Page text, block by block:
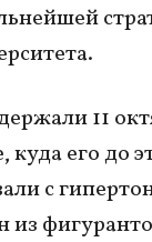
11
куда его до
с